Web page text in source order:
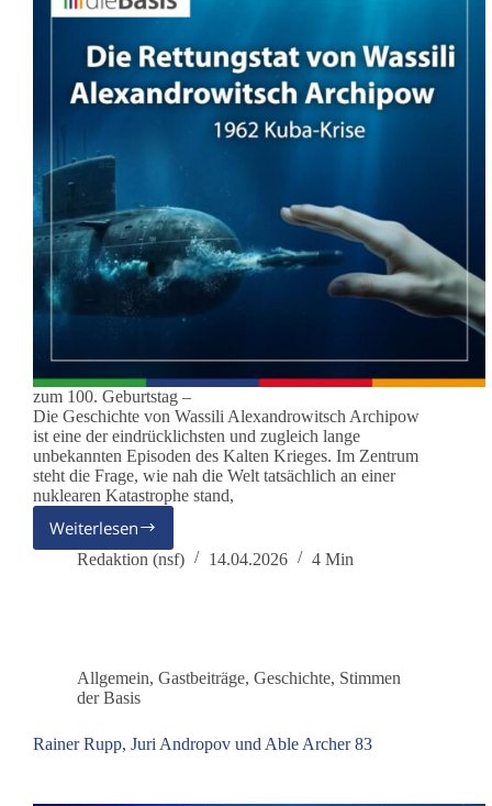
zum 100. Geburtstag –
Die Geschichte von Wassili Alexandrowitsch Archipow
ist eine der eindrücklichsten und zugleich lange
unbekannten Episoden des Kalten Krieges. Im Zentrum
steht die Frage, wie nah die Welt tatsächlich an einer
nuklearen Katastrophe stand,
Weiterlesen
Wassili
Archipow
den
Atomkrieg
Redaktion (nsf) 14.04.2026 4 Min
Allgemein, Gastbeiträge, Geschichte, Stimmen
der Basis
Rainer Rupp, Juri Andropov und Able Archer 83